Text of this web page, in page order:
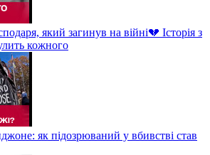
який загинув на війні💔 Історія з
кожного
як підозрюваний у вбивстві став